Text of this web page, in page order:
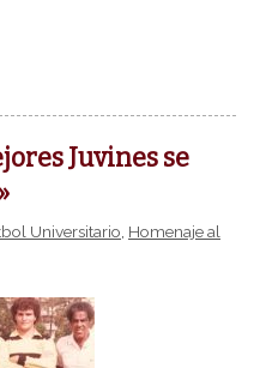
Juvines se
Universitario Homenaje al